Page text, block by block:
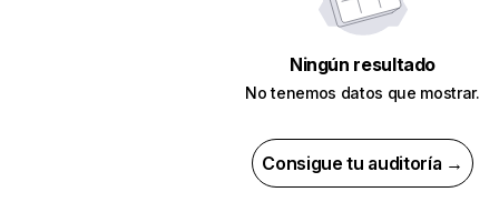
Ningún resultado
No tenemos datos que mostrar.
Consigue tu auditoría →